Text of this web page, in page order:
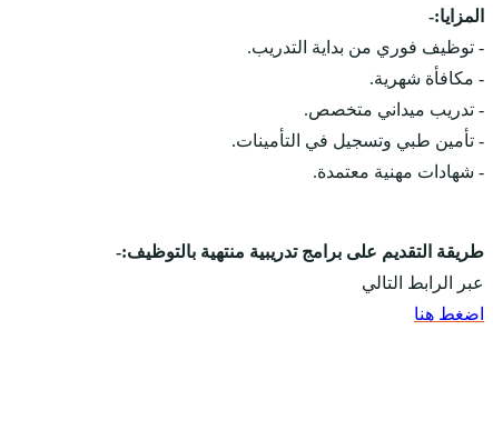
المزايا:-
- توظيف فوري من بداية التدريب.
- مكافأة شهرية.
- تدريب ميداني متخصص.
- تأمين طبي وتسجيل في التأمينات.
- شهادات مهنية معتمدة.
طريقة التقديم على برامج تدريبية منتهية بالتوظيف:-
عبر الرابط التالي
اضغط هنا